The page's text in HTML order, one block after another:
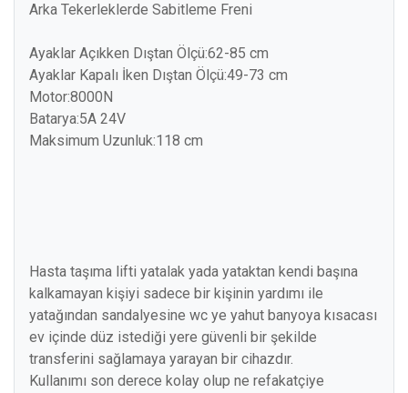
Arka Tekerleklerde Sabitleme Freni
Ayaklar Açıkken Dıştan Ölçü:62-85 cm
Ayaklar Kapalı İken Dıştan Ölçü:49-73 cm
Motor:8000N
Batarya:5A 24V
Maksimum Uzunluk:118 cm
Hasta taşıma lifti yatalak yada yataktan kendi başına
kalkamayan kişiyi sadece bir kişinin yardımı ile
yatağından sandalyesine wc ye yahut banyoya kısacası
ev içinde düz istediği yere güvenli bir şekilde
transferini sağlamaya yarayan bir cihazdır.
Kullanımı son derece kolay olup ne refakatçiye